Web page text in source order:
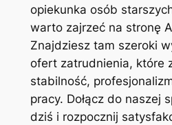
opiekunka osób
warto zajrzeć na stronę
Znajdziesz tam szeroki
ofert zatrudnienia, które
stabilność,
pracy. Dołącz do naszej
dziś i rozpocznij